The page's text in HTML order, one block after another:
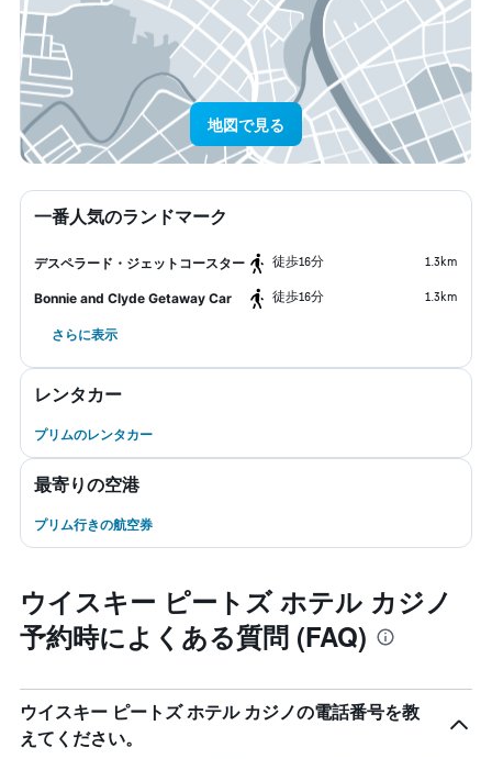
地図で見る
一番人気のランドマーク
デスペラード・ジェットコースター ​徒歩16分 1.3km
Bonnie and Clyde Getaway Car ​徒歩16分 1.3km
さらに表示
レンタカー
プリムのレンタカー
最寄りの空港
プリム行きの航空券
ウイスキー ピートズ ホテル カジノ
予約時によくある質問 (FAQ)
ウイスキー ピートズ ホテル カジノの電話番号を教
えてください。